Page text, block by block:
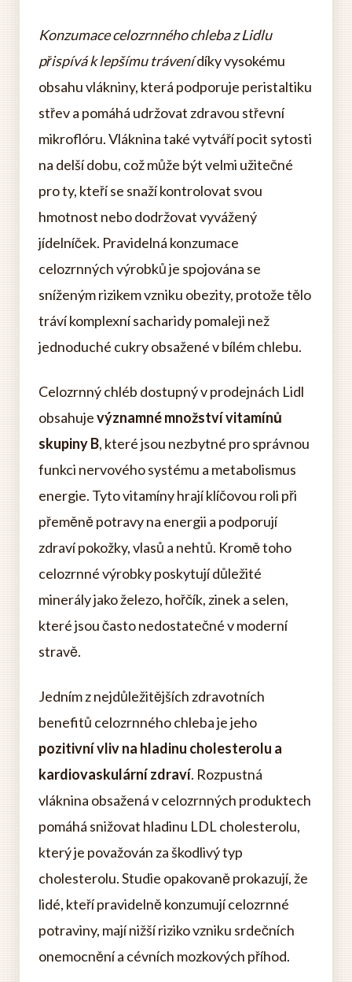
Konzumace celozrnného chleba z Lidlu
přispívá k lepšímu trávenídíky vysokému
obsahu vlákniny, která podporuje peristaltiku
střev a pomáhá udržovat zdravou střevní
mikroflóru. Vláknina také vytváří pocit sytosti
na delší dobu, což může být velmi užitečné
pro ty, kteří se snaží kontrolovat svou
hmotnost nebo dodržovat vyvážený
jídelníček. Pravidelná konzumace
celozrnných výrobků je spojována se
sníženým rizikem vzniku obezity, protože tělo
tráví komplexní sacharidy pomaleji než
jednoduché cukry obsažené v bílém chlebu.
Celozrnný chléb dostupný v prodejnách Lidl
obsahujevýznamné množství vitamínů
skupiny B, které jsou nezbytné pro správnou
funkci nervového systému a metabolismus
energie. Tyto vitamíny hrají klíčovou roli při
přeměně potravy na energii a podporují
zdraví pokožky, vlasů a nehtů. Kromě toho
celozrnné výrobky poskytují důležité
minerály jako železo, hořčík, zinek a selen,
které jsou často nedostatečné v moderní
stravě.
Jedním z nejdůležitějších zdravotních
benefitů celozrnného chleba je jeho
pozitivní vliv na hladinu cholesterolu a
kardiovaskulární zdraví. Rozpustná
vláknina obsažená v celozrnných produktech
pomáhá snižovat hladinu LDL cholesterolu,
který je považován za škodlivý typ
cholesterolu. Studie opakovaně prokazují, že
lidé, kteří pravidelně konzumují celozrnné
potraviny, mají nižší riziko vzniku srdečních
onemocnění a cévních mozkových příhod.